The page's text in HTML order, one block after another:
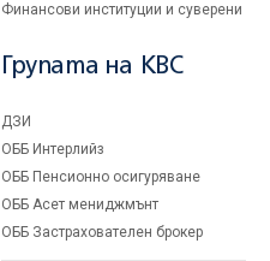
Финансови институции и суверени
Групата на KBC
ДЗИ
ОББ Интерлийз
ОББ Пенсионно осигуряване
ОББ Асет мениджмънт
ОББ Застрахователен брокер